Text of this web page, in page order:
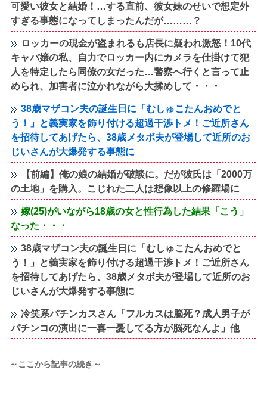
可愛い彼女と結婚！…する直前、彼女妹のせいで想定外
すぎる事態になってしまったんだが………？
ロッカーの現金が盗まれるも店長に疑われ激怒！10代
キャバ嬢の私、自力でロッカー内にカメラを仕掛けて犯
人を特定したら同僚の女だった…警察へ行くと言って止
められ、加害者に泣かれながら大揉めして・・・
38歳マザコン夫の誕生日に「むしゅこたんおめでと
う！」と義実家を飾り付ける超過干渉トメ！ご近所さん
を招待してあげたら、38歳メタボ夫が登場して近所のお
じいさんが大爆発する事態に
【前編】俺の娘の結婚が破談に。だが彼氏は「2000万
の土地」を購入。こじれた二人は想像以上の修羅場に
嫁(25)がいながら18歳の女と性行為した結果「こう」
なった・・・
38歳マザコン夫の誕生日に「むしゅこたんおめでと
う！」と義実家を飾り付ける超過干渉トメ！ご近所さん
を招待してあげたら、38歳メタボ夫が登場して近所のお
じいさんが大爆発する事態に
冷笑系パチンカスさん「フルカスは脳死？成人男子が
パチンコの演出に一喜一憂してる方が脳死なんよ」他
～ここから記事の続き～